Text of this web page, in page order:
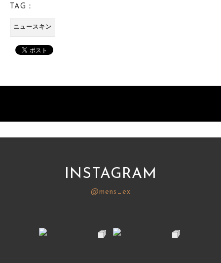
TAG：
ニュースキン
INSTAGRAM
@mens_ex